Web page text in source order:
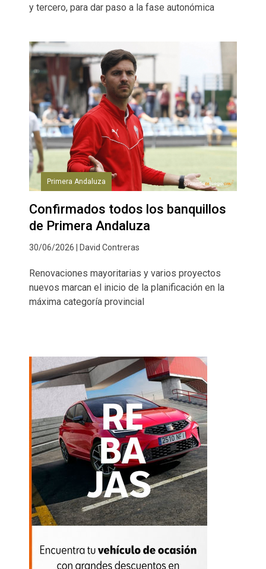
y tercero, para dar paso a la fase autonómica
Primera Andaluza
Confirmados todos los banquillos
de Primera Andaluza
30/06/2026 | David Contreras
Renovaciones mayoritarias y varios proyectos
nuevos marcan el inicio de la planificación en la
máxima categoría provincial